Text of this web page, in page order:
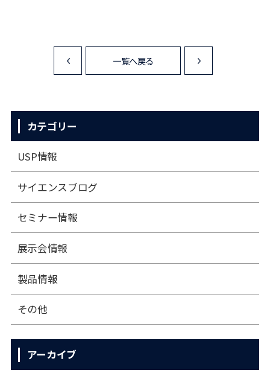
<
一覧へ戻る
カテゴリー
USP情報
サイエンスブログ
セミナー情報
展⽰会情報
製品情報
その他
アーカイブ